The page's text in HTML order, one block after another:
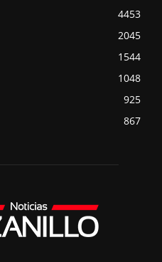
4453
2045
1544
1048
925
867